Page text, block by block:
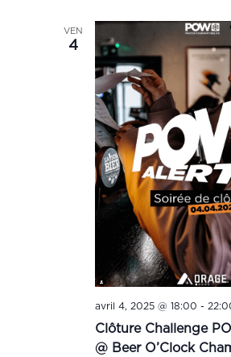
VEN
4
avril 4, 2025 @ 18:00 -
Clôture Challenge
@ Beer O’Clock